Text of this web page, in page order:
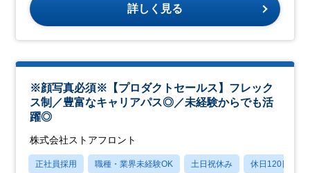
詳しく見る
※顔写真必須※【プロダクトセールス】フレック
ス制／豊富なキャリアパス◎／未経験からでも活
躍◎
株式会社ストアフロント
正社員採用 職種・業界未経験OK 土日祝休み 休日120日以上